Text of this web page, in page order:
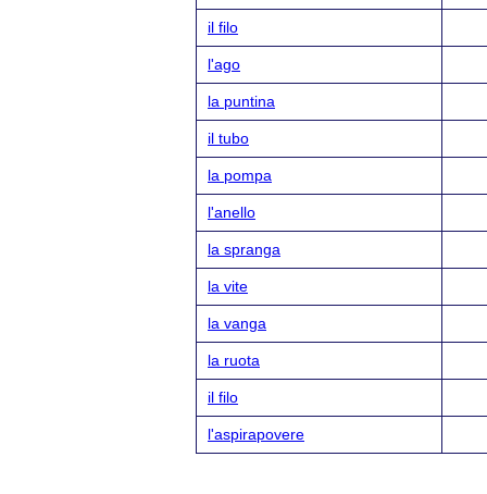
il filo
l'ago
la puntina
il tubo
la pompa
l'anello
la spranga
la vite
la vanga
la ruota
il filo
l'aspirapovere